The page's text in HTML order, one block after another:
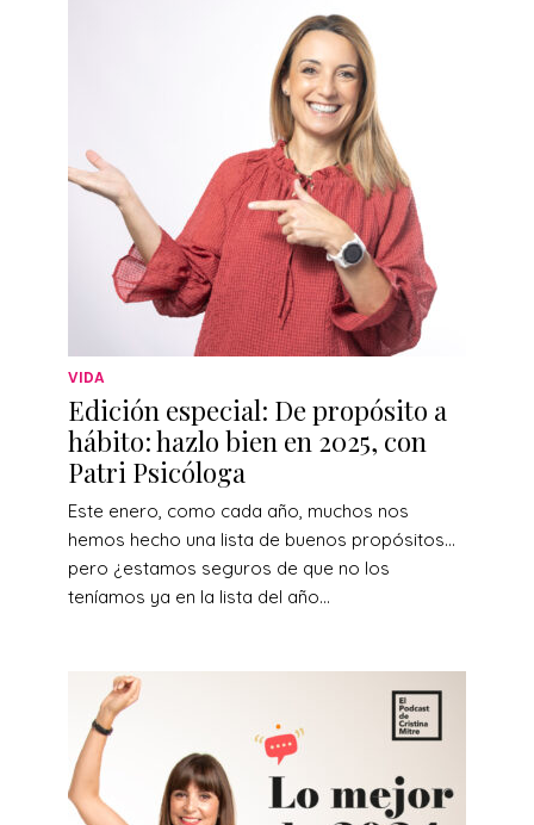
VIDA
Edición especial: De propósito a
hábito: hazlo bien en 2025, con
Patri Psicóloga
Este enero, como cada año, muchos nos
hemos hecho una lista de buenos propósitos…
pero ¿estamos seguros de que no los
teníamos ya en la lista del año...